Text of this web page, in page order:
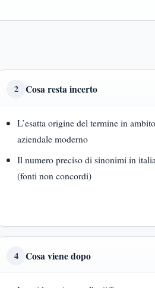
2 Cosa resta incerto
L’esatta origine del termine in ambito
aziendale moderno
Il numero preciso di sinonimi in
(fonti non concordi)
4 Cosa viene dopo